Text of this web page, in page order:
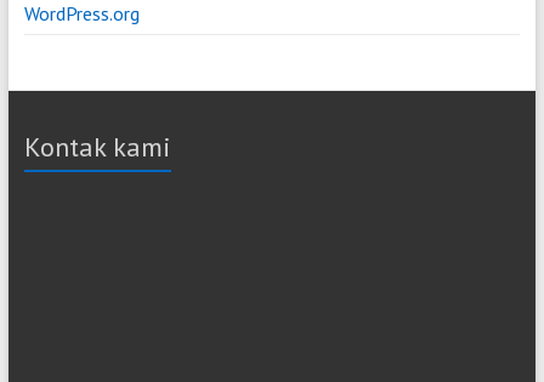
WordPress.org
Kontak kami